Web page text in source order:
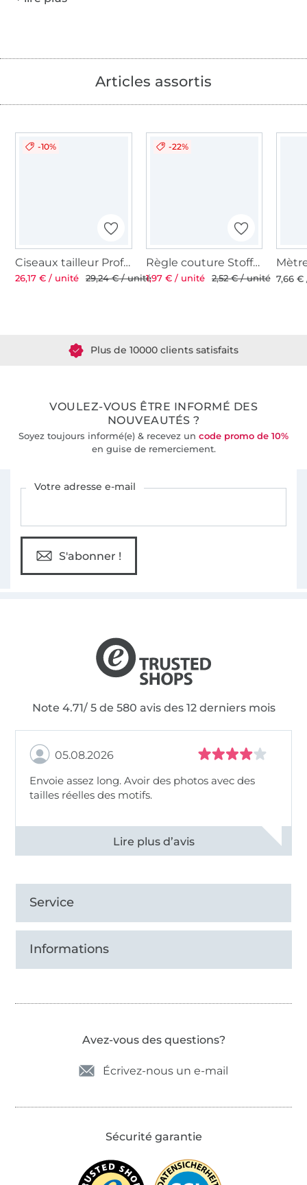
Articles assortis
-10%
Ciseaux tailleur Professional 8'' 21 cm
26,17 € / unité 29,24 € / unité
-22%
Règle couture Stoffe Hemmers, 20 cm
1,97 € / unité 2,52 € / unité 7,66
Plus de 10000 clients satisfaits
VOULEZ-VOUS ÊTRE INFORMÉ DES
NOUVEAUTÉS ?
Soyez toujours informé(e) & recevez un code promo de 10%
en guise de remerciement.
Votre adresse e-mail
S'abonner !
Note 4.71/ 5 de 580 avis des 12 derniers mois
05.08.2026
Envoie assez long. Avoir des photos avec des
tailles réelles des motifs.
Voir tous les 11495 commentaires
Service
Informations
Avez-vous des questions?
Écrivez-nous un e-mail
Sécurité garantie